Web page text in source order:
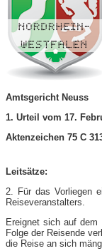
Amtsgericht Neuss
1. Urteil vom 17.
Aktenzeichen 75 C
Leitsätze:
2. Für das Vorliegen
Reiseveranstalters.
Ereignet sich auf dem
Folge der Reisende
die Reise an sich